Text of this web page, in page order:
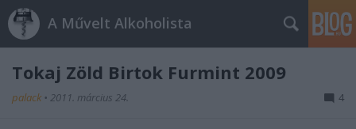
A Művelt Alkoholista
Tokaj Zöld Birtok Furmint 2009
palack • 2011. március 24. 4